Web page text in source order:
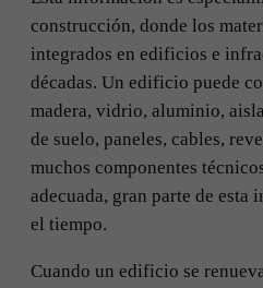
construcción, donde los
integrados en edificios e
décadas. Un edificio puede
madera, vidrio, aluminio,
de suelo, paneles, cables,
muchos componentes
adecuada, gran parte de esta
el tiempo.
Cuando un edificio se